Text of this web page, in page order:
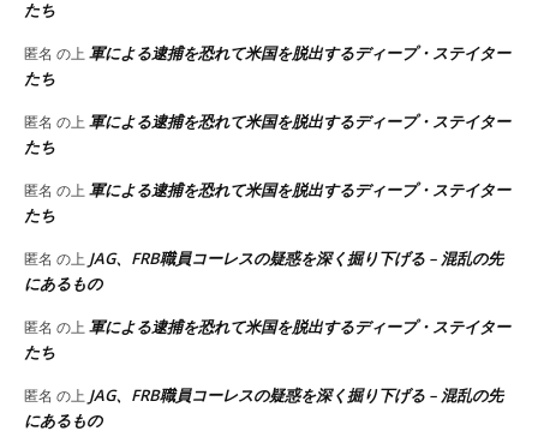
たち
匿名 の上軍による逮捕を恐れて米国を脱出するディープ・ステイター
たち
匿名 の上軍による逮捕を恐れて米国を脱出するディープ・ステイター
たち
匿名 の上軍による逮捕を恐れて米国を脱出するディープ・ステイター
たち
匿名 の上 JAG、FRB職員コーレスの疑惑を深く掘り下げる – 混乱の先
にあるもの
匿名 の上軍による逮捕を恐れて米国を脱出するディープ・ステイター
たち
匿名 の上 JAG、FRB職員コーレスの疑惑を深く掘り下げる – 混乱の先
にあるもの